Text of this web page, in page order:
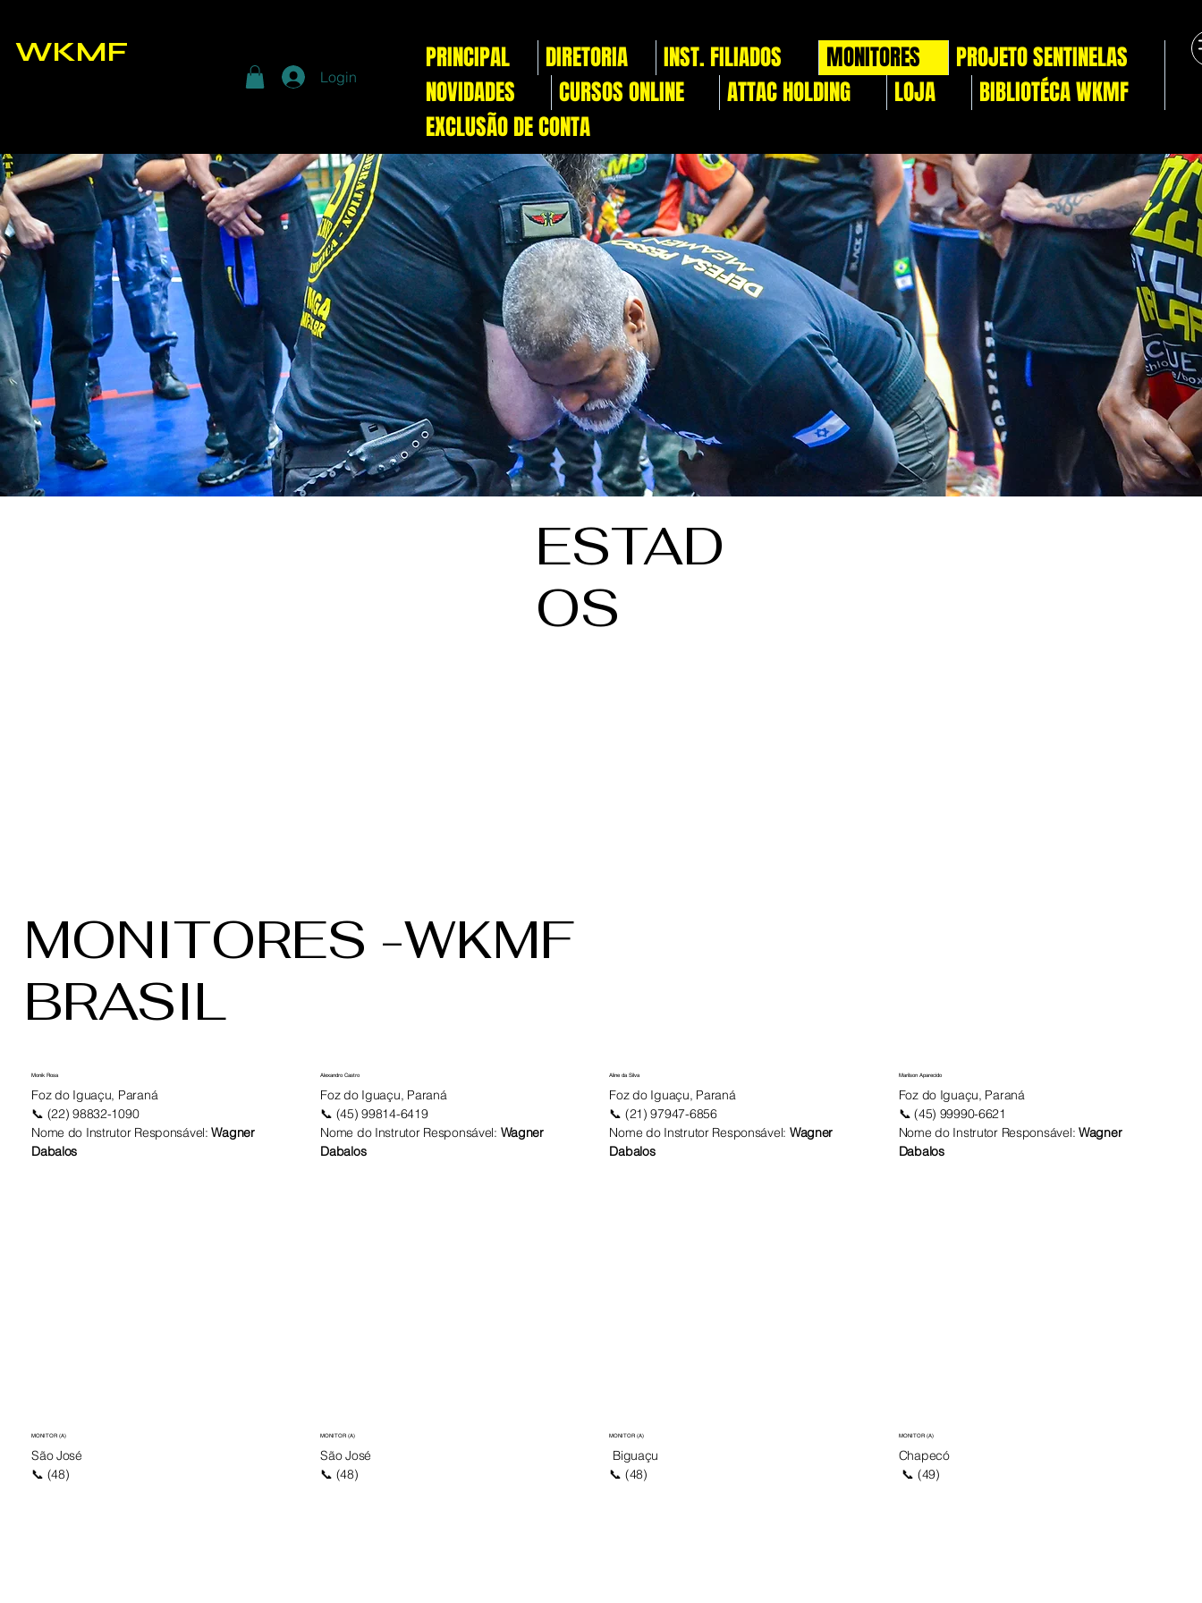
WKMF
Login
PRINCIPAL DIRETORIA INST. FILIADOS MONITORES
PROJETO SENTINELAS
NOVIDADES
CURSOS ONLINE ATTAC HOLDING LOJA
BIBLIOTÉCA WKMF
EXCLUSÃO DE CONTA
MONITORES -WKMF
BRASIL
Monik Rosa
Foz do Iguaçu, Paraná
📞 (22) 98832-1090
Nome do Instrutor Responsável:Wagner
Dabalos
Alexandro Castro
Foz do Iguaçu, Paraná
📞 (45) 99814-6419
Nome do Instrutor Responsável: Wagner
Dabalos
Aline da Silva
Foz do Iguaçu, Paraná
📞 (21) 97947-6856
Nome do Instrutor Responsável: Wagner
Dabalos
Marilson Aparecido
Foz do Iguaçu, Paraná
📞 (45) 99990-6621
Nome do Instrutor Responsável: Wagner
Dabalos
MONITOR (A)
São José
📞 (48)
MONITOR (A)
São José
📞 (48)
MONITOR (A)
Biguaçu
📞 (48)
MONITOR (A)
Chapecó
📞 (49)
ESTAD
OS